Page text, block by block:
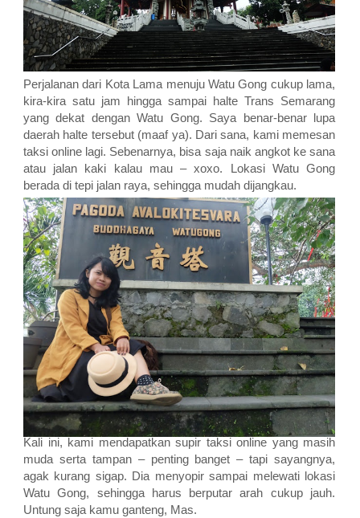
Perjalanan dari Kota Lama menuju Watu Gong cukup lama,
kira-kira satu jam hingga sampai halte Trans Semarang
yang dekat dengan Watu Gong. Saya benar-benar lupa
daerah halte tersebut (maaf ya). Dari sana, kami memesan
taksi online lagi. Sebenarnya, bisa saja naik angkot ke sana
atau jalan kaki kalau mau – xoxo. Lokasi Watu Gong
berada di tepi jalan raya, sehingga mudah dijangkau.
Kali ini, kami mendapatkan supir taksi online yang masih
muda serta tampan – penting banget – tapi sayangnya,
agak kurang sigap. Dia menyopir sampai melewati lokasi
Watu Gong, sehingga harus berputar arah cukup jauh.
Untung saja kamu ganteng, Mas.